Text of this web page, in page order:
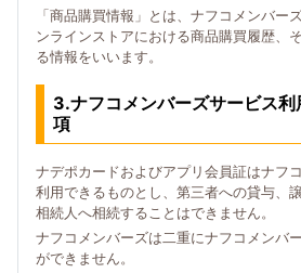
「商品購買情報」とは、ナフコメンバー
ンラインストアにおける商品購買履歴、
る情報をいいます。
3.ナフコメンバーズサービス
項
ナデポカードおよびアプリ会員証はナフ
利用できるものとし、第三者への貸与、
相続人へ相続することはできません。
ナフコメンバーズは二重にナフコメンバ
ができません。